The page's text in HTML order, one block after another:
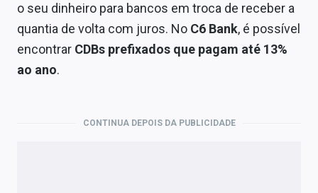
Economia
Empresas
Brasil
o seu dinheiro para bancos em troca de receber a
quantia de volta com juros. No C6 Bank, é possível
encontrar CDBs prefixados que pagam até 13%
ao ano.
CONTINUA DEPOIS DA PUBLICIDADE